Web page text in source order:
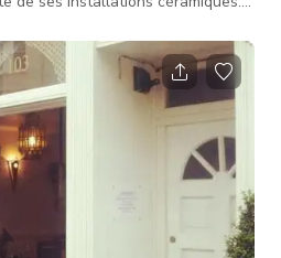
d'hôtes insolite et un espace
entre la céramique et l'art
de trois étages, il y a une galerie
nombreuses surfaces à l'